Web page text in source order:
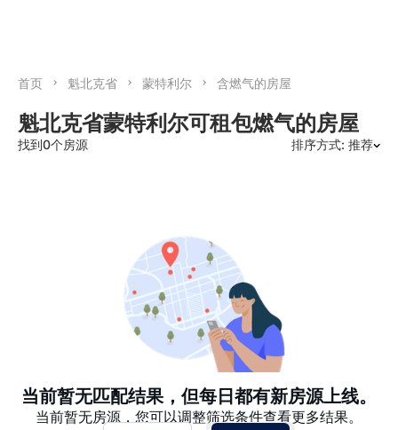
首页 魁北克省 蒙特利尔 含燃气的房屋
魁北克省蒙特利尔可租包燃气的房屋
找到0个房源 排序方式: 推荐
当前暂无匹配结果，但每日都有新房源上线。
当前暂无房源，您可以调整筛选条件查看更多结果。